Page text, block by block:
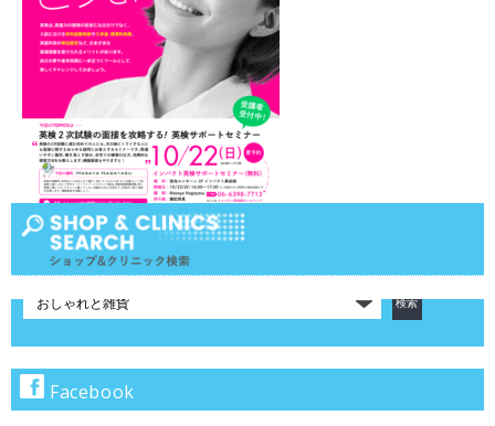
10:00 ～ 20:00
次の定休日
１月１日、２日、３日
カ
テ
で
検
索
Facebook